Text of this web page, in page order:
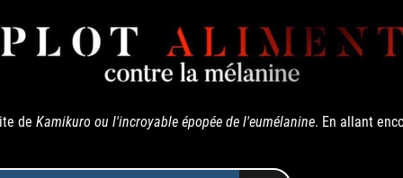
de Kamikuro ou l'incroyable épopée de l'eumélanine. En allant